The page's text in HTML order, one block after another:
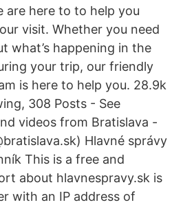
are here to to help you
visit. Whether you need
what’s happening in the
your trip, our friendly
is here to help you. 28.9k
308 Posts - See
videos from Bratislava -
Hlavné správy
This is a free and
about hlavnespravy.sk is
with an IP address of